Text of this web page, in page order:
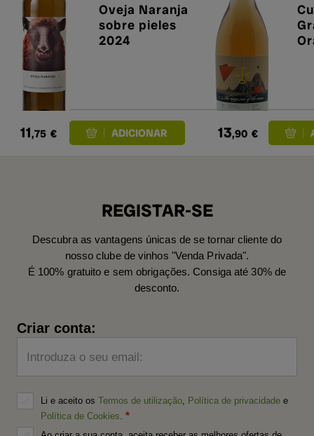
Oveja Naranja
sobre pieles
2024
11,75 € 13,90 €
REGISTAR-SE
Descubra as vantagens únicas de se tornar cliente do
nosso clube de vinhos "Venda Privada".
É 100% gratuito e sem obrigações. Consiga até 30% de
desconto.
Criar conta:
Introduza o seu email:
Li e aceito os Termos de utilização Política de privacidade e
Política de Cookies